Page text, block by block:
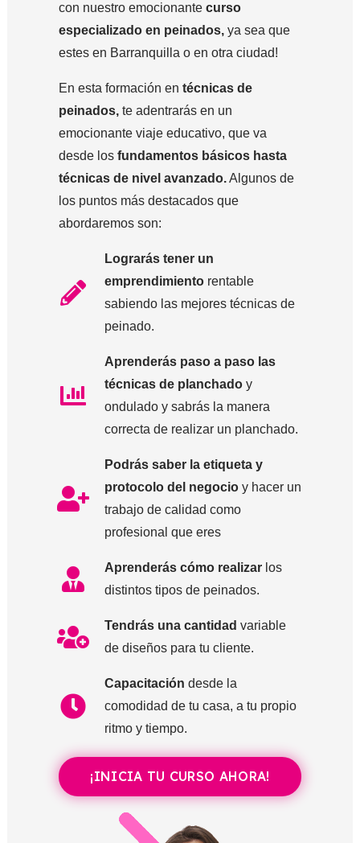
con nuestro emocionante curso
especializado en peinados, ya sea que
estes en Barranquilla o en otra ciudad!
En esta formación en técnicas de
peinados, te adentrarás en un
emocionante viaje educativo, que va
desde los fundamentos básicos hasta
técnicas de nivel avanzado.Algunos de
los puntos más destacados que
abordaremos son:
Lograrás tener un
emprendimientorentable
sabiendo las mejores técnicas de
peinado.
Aprenderás paso a paso las
técnicas de planchadoy
ondulado y sabrás la manera
correcta de realizar un planchado.
Podrás saber la etiqueta y
protocolo del negocioy hacer un
trabajo de calidad como
profesional que eres
Aprenderás cómo realizarlos
distintos tipos de peinados.
Tendrás una cantidad variable
de diseños para tu cliente.
Capacitación desde la
comodidad de tu casa, a tu propio
ritmo y tiempo.
¡INICIA TU CURSO AHORA!